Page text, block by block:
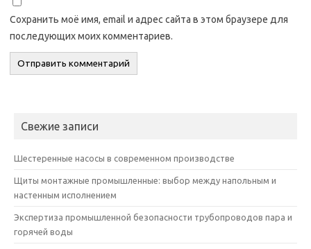
Сохранить моё имя, email и адрес сайта в этом браузере для
последующих моих комментариев.
Свежие записи
Шестеренные насосы в современном производстве
Щиты монтажные промышленные: выбор между напольным и
настенным исполнением
Экспертиза промышленной безопасности трубопроводов пара и
горячей воды